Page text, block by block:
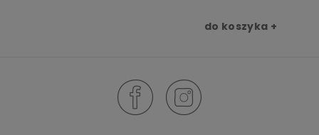
do koszyka +